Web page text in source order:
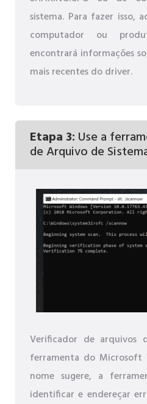
sistema. Para fazer isso,
computador ou
encontrará informações
mais recentes do driver.
Etapa 3: Use a
de Arquivo de
Verificador de arquivos
ferramenta do Microsoft
nome sugere, a
identificar e endereçar